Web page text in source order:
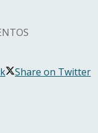
Share on Twitter